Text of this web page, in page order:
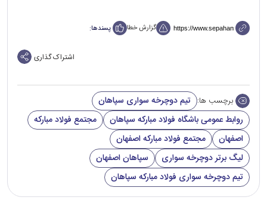
گزارش خطا پسندها:
اشتراک گذاری
برچسب ها: تیم دوچرخه سواری سپاهان
روابط عمومی باشگاه فولاد مبارکه سپاهان
مجتمع فولاد مبارکه
اصفهان
مجتمع فولاد مبارکه اصفهان
لیگ برتر دوچرخه سواری
سپاهان اصفهان
تیم دوچرخه سواری فولاد مبارکه سپاهان